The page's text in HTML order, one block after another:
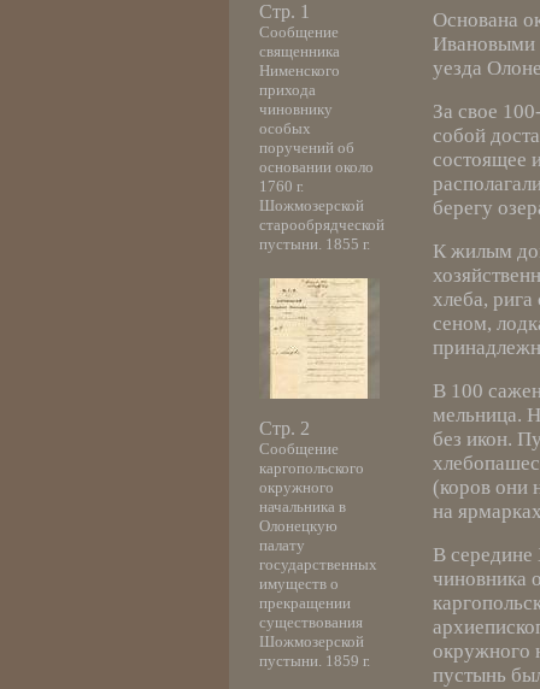
Стр. 1
Сообщение
священника
Нименского
прихода
чиновнику
особых
поручений об
основании около
1760 г.
Шожмозерской
старообрядческой
пустыни. 1855 г.
Стр. 2
Сообщение
каргопольского
окружного
начальника в
Олонецкую
палату
государственных
имуществ о
прекращении
существования
Шожмозерской
пустыни. 1859 г.
Основана
Ивановыми
уезда
За свое
собой
состоящее
берегу
К жилым
хлеба,
сеном,
В 100
мельница.
без икон.
(коров они
на
В середине
чиновника
окружного
пустынь